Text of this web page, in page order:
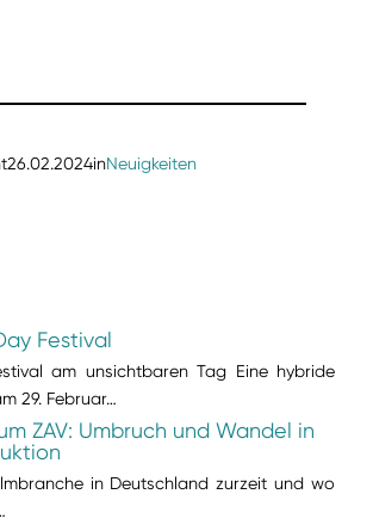
26.02.2024inNeuigkeiten
Festival
am unsichtbaren Tag Eine hybride
29. Februar…
ZAV: Umbruch und Wandel in
in Deutschland zurzeit und wo